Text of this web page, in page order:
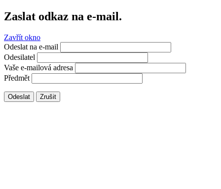
Zaslat odkaz na e-mail.
Zavřít okno
Odeslat na e-mail
Odesilatel
Vaše e-mailová adresa
Předmět
Odeslat Zrušit